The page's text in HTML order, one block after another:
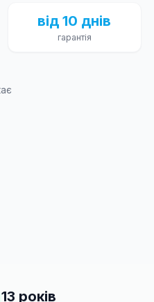
від 10 днів
гарантія
13 років